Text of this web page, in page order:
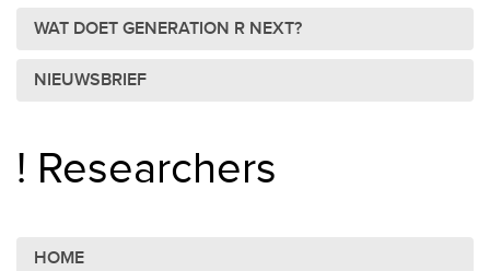
WAT DOET GENERATION R NEXT?
NIEUWSBRIEF
! Researchers
HOME